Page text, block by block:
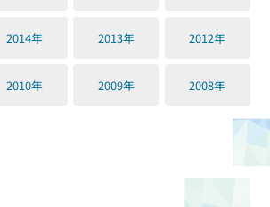
2014年 2013年 2012年
2010年 2009年 2008年